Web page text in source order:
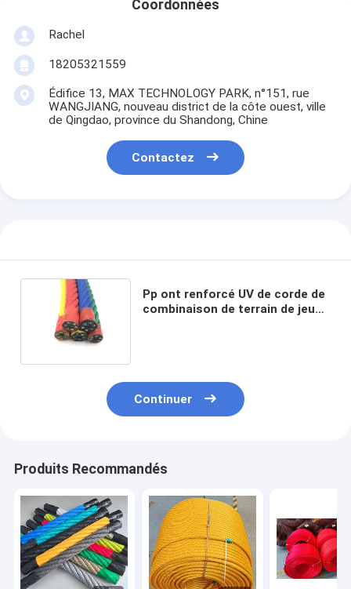
Coordonnées
Rachel
18205321559
Édifice 13, MAX TECHNOLOGY PARK, n°151, rue
WANGJIANG, nouveau district de la côte ouest, ville
de Qingdao, province du Shandong, Chine
Contactez
Pp ont renforcé UV de corde de
combinaison de terrain de jeu
Continuer
Produits Recommandés